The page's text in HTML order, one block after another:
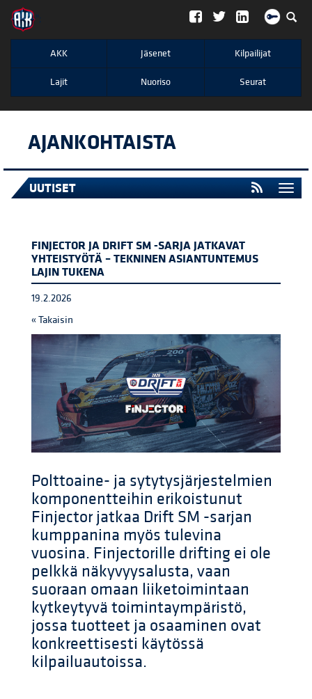
";
AKK Jäsenet Kilpailijat
Lajit Nuoriso Seurat
AJANKOHTAISTA
UUTISET
FINJECTOR JA DRIFT SM -SARJA JATKAVAT
YHTEISTYÖTÄ – TEKNINEN ASIANTUNTEMUS
LAJIN TUKENA
19.2.2026
« Takaisin
Polttoaine- ja sytytysjärjestelmien
komponentteihin erikoistunut
Finjector jatkaa Drift SM -sarjan
kumppanina myös tulevina
vuosina. Finjectorille drifting ei ole
pelkkä näkyvyysalusta, vaan
suoraan omaan liiketoimintaan
kytkeytyvä toimintaympäristö,
jossa tuotteet ja osaaminen ovat
konkreettisesti käytössä
kilpailuautoissa.